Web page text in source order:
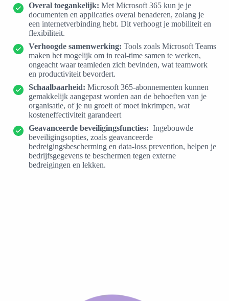
Overal toegankelijk: Met Microsoft 365 kun je je
documenten en applicaties overal benaderen, zolang je
een internetverbinding hebt. Dit verhoogt je mobiliteit en
flexibiliteit.
Verhoogde samenwerking: Tools zoals Microsoft Teams
maken het mogelijk om in real-time samen te werken,
ongeacht waar teamleden zich bevinden, wat teamwork
en productiviteit bevordert.
Schaalbaarheid: Microsoft 365-abonnementen kunnen
gemakkelijk aangepast worden aan de behoeften van je
organisatie, of je nu groeit of moet inkrimpen, wat
kosteneffectiviteit garandeert
Geavanceerde beveiligingsfuncties: Ingebouwde
beveiligingsopties, zoals geavanceerde
bedreigingsbescherming en data-loss prevention, helpen je
bedrijfsgegevens te beschermen tegen externe
bedreigingen en lekken.